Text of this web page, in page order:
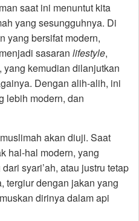
saat ini menuntut kita
yang sesungguhnya. Di
yang bersifat modern,
sasaran lifestyle,
kemudian dilanjutkan
Dengan alih-alih, ini
lebih modern, dan
akan diuji. Saat
hal-hal modern, yang
syari’ah, atau justru tetap
tergiur dengan jakan yang
dirinya dalam api